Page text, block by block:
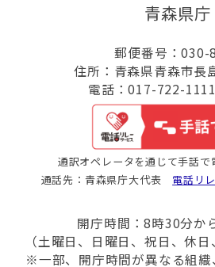
青森県庁
郵便番号：030-
住所：青森県青森市長
電話：017-722-
通訳オペレータを通じて手話で
通話先：青森県庁大代表 電話リ
開庁時間：8時30分か
（土曜日、日曜日、祝日、休日
※一部、開庁時間が異なる組織